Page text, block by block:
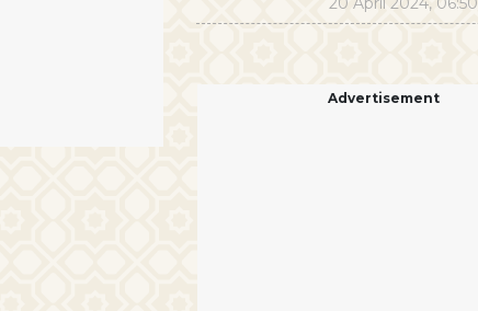
Advertisement